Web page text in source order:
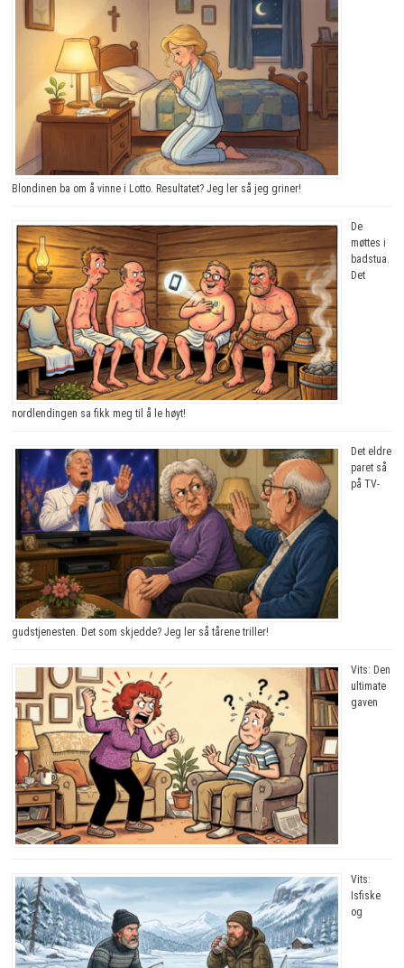
Blondinen ba om å vinne i Lotto. Resultatet? Jeg ler så jeg griner!
De
møttes i
badstua.
Det
nordlendingen sa fikk meg til å le høyt!
Det eldre
paret så
på TV-
gudstjenesten. Det som skjedde? Jeg ler så tårene triller!
Vits: Den
ultimate
gaven
Vits:
Isfiske
og